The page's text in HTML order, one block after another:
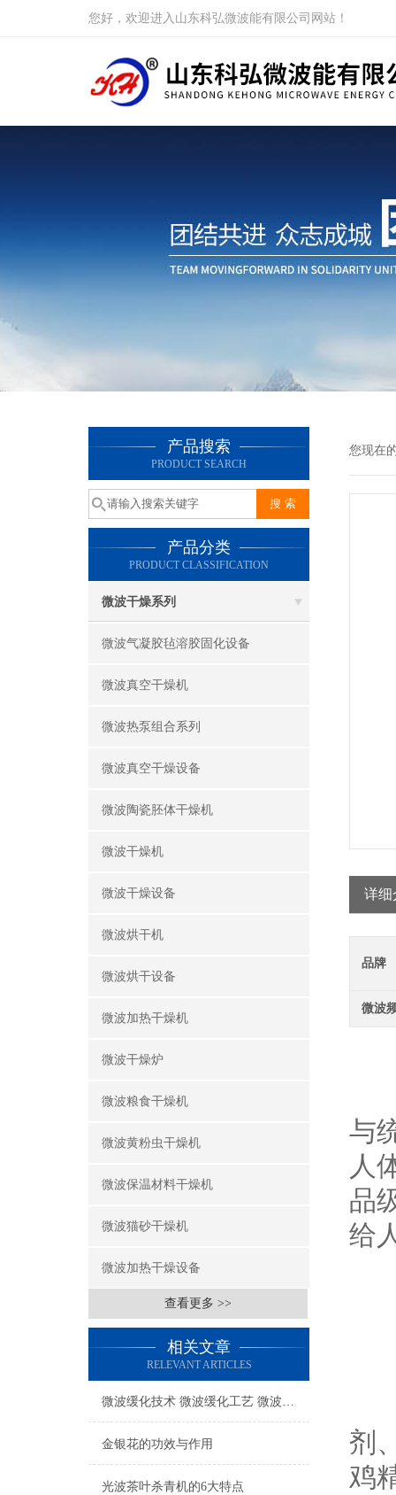
您好，欢迎进入山东科弘微波能有限公司网站！
产品搜索
PRODUCT SEARCH
产品分类
PRODUCT CLASSIFICATION
微波干燥系列
微波气凝胶毡溶胶固化设备
微波真空干燥机
微波热泵组合系列
微波真空干燥设备
微波陶瓷胚体干燥机
微波干燥机
微波干燥设备
微波烘干机
微波烘干设备
微波加热干燥机
微波干燥炉
微波粮食干燥机
微波黄粉虫干燥机
微波保温材料干燥机
微波猫砂干燥机
微波加热干燥设备
查看更多 >>
相关文章
RELEVANT ARTICLES
微波缓化技术 微波缓化工艺 微波解冻设备原理 解冻设备简介
金银花的功效与作用
光波茶叶杀青机的6大特点
您现在
详细
品牌
微波
与
人
品
给
剂
鸡